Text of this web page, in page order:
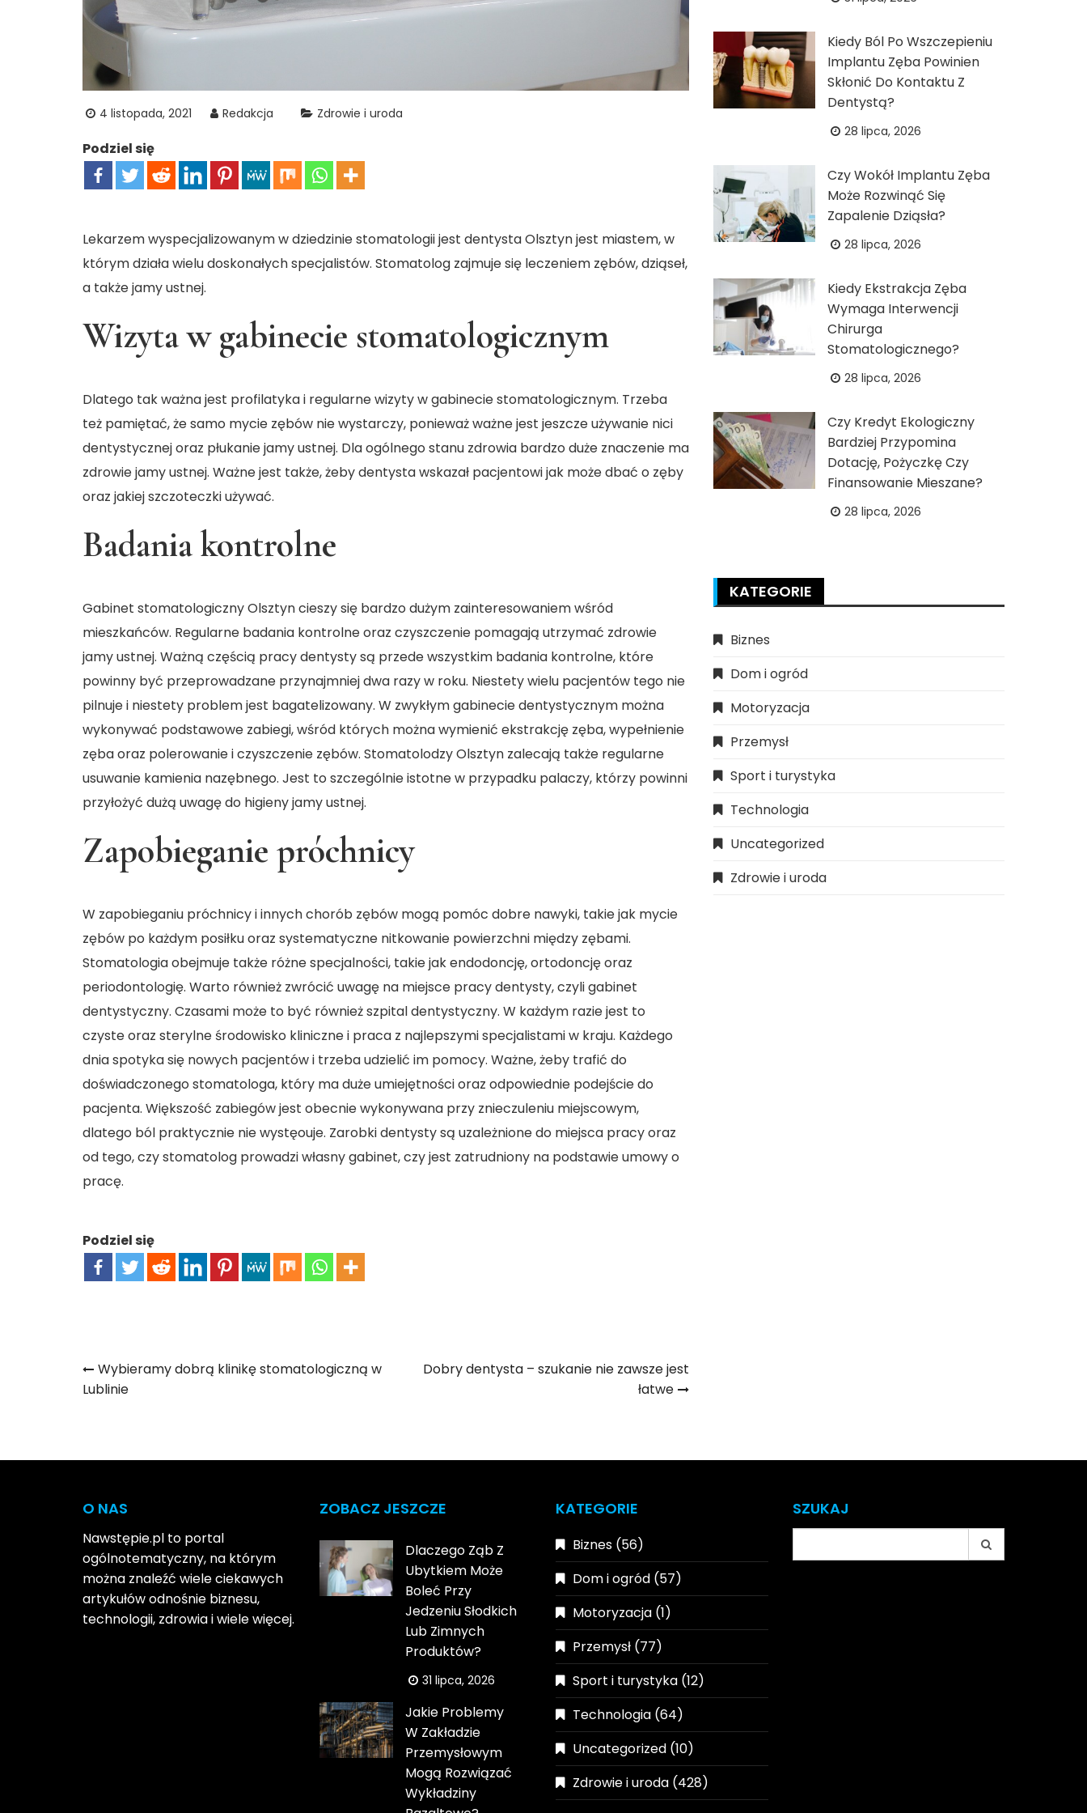
4 listopada, 2021 Redakcja Zdrowie i uroda
Podziel się
Lekarzem wyspecjalizowanym w dziedzinie stomatologii jest dentysta Olsztyn jest miastem, w
którym działa wielu doskonałych specjalistów. Stomatolog zajmuje się leczeniem zębów, dziąseł,
a także jamy ustnej.
Wizyta w gabinecie stomatologicznym
Dlatego tak ważna jest profilatyka i regularne wizyty w gabinecie stomatologicznym. Trzeba
też pamiętać, że samo mycie zębów nie wystarczy, ponieważ ważne jest jeszcze używanie nici
dentystycznej oraz płukanie jamy ustnej. Dla ogólnego stanu zdrowia bardzo duże znaczenie ma
zdrowie jamy ustnej. Ważne jest także, żeby dentysta wskazał pacjentowi jak może dbać o zęby
oraz jakiej szczoteczki używać.
Badania kontrolne
Gabinet stomatologiczny Olsztyn cieszy się bardzo dużym zainteresowaniem wśród
mieszkańców. Regularne badania kontrolne oraz czyszczenie pomagają utrzymać zdrowie
jamy ustnej. Ważną częścią pracy dentysty są przede wszystkim badania kontrolne, które
powinny być przeprowadzane przynajmniej dwa razy w roku. Niestety wielu pacjentów tego nie
pilnuje i niestety problem jest bagatelizowany. W zwykłym gabinecie dentystycznym można
wykonywać podstawowe zabiegi, wśród których można wymienić ekstrakcję zęba, wypełnienie
zęba oraz polerowanie i czyszczenie zębów. Stomatolodzy Olsztyn zalecają także regularne
usuwanie kamienia nazębnego. Jest to szczególnie istotne w przypadku palaczy, którzy powinni
przyłożyć dużą uwagę do higieny jamy ustnej.
Zapobieganie próchnicy
W zapobieganiu próchnicy i innych chorób zębów mogą pomóc dobre nawyki, takie jak mycie
zębów po każdym posiłku oraz systematyczne nitkowanie powierzchni między zębami.
Stomatologia obejmuje także różne specjalności, takie jak endodoncję, ortodoncję oraz
periodontologię. Warto również zwrócić uwagę na miejsce pracy dentysty, czyli gabinet
dentystyczny. Czasami może to być również szpital dentystyczny. W każdym razie jest to
czyste oraz sterylne środowisko kliniczne i praca z najlepszymi specjalistami w kraju. Każdego
dnia spotyka się nowych pacjentów i trzeba udzielić im pomocy. Ważne, żeby trafić do
doświadczonego stomatologa, który ma duże umiejętności oraz odpowiednie podejście do
pacjenta. Większość zabiegów jest obecnie wykonywana przy znieczuleniu miejscowym,
dlatego ból praktycznie nie wystęouje. Zarobki dentysty są uzależnione do miejsca pracy oraz
od tego, czy stomatolog prowadzi własny gabinet, czy jest zatrudniony na podstawie umowy o
pracę.
Podziel się
Nawigacja
Wybieramy dobrą klinikę stomatologiczną w
Lublinie
Dobry dentysta – szukanie nie zawsze jest
łatwe
Kiedy Ból Po Wszczepieniu
Implantu Zęba Powinien
Skłonić Do Kontaktu Z
Dentystą?
28 lipca, 2026
Czy Wokół Implantu Zęba
Może Rozwinąć Się
Zapalenie Dziąsła?
28 lipca, 2026
Kiedy Ekstrakcja Zęba
Wymaga Interwencji
Chirurga
Stomatologicznego?
28 lipca, 2026
Czy Kredyt Ekologiczny
Bardziej Przypomina
Dotację, Pożyczkę Czy
Finansowanie Mieszane?
28 lipca, 2026
KATEGORIE
Biznes
Dom i ogród
Motoryzacja
Przemysł
Sport i turystyka
Technologia
Uncategorized
Zdrowie i uroda
O NAS
Nawstępie.pl to portal
ogólnotematyczny, na którym
można znaleźć wiele ciekawych
artykułów odnośnie biznesu,
technologii, zdrowia i wiele więcej.
ZOBACZ JESZCZE
Dlaczego Ząb Z
Ubytkiem Może
Boleć Przy
Jedzeniu Słodkich
Lub Zimnych
Produktów?
31 lipca, 2026
Jakie Problemy
W Zakładzie
Przemysłowym
Mogą Rozwiązać
Wykładziny
KATEGORIE
Biznes (56)
Dom i ogród (57)
Motoryzacja (1)
Przemysł (77)
Sport i turystyka (12)
Technologia (64)
Uncategorized (10)
Zdrowie i uroda (428)
SZUKAJ
for: